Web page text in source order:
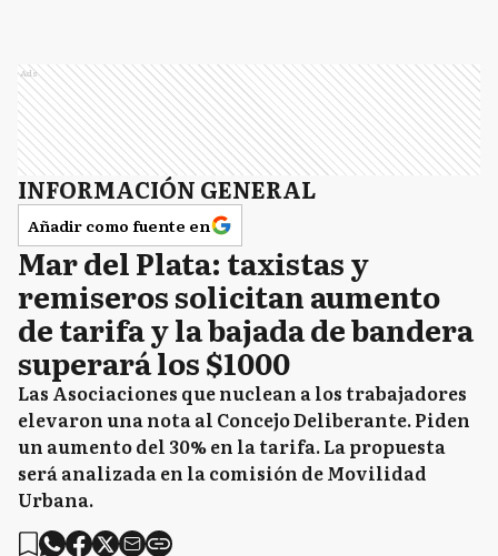
Ads
INFORMACIÓN GENERAL
Añadir como fuente en
Mar del Plata: taxistas y
remiseros solicitan aumento
de tarifa y la bajada de bandera
superará los $1000
Las Asociaciones que nuclean a los trabajadores
elevaron una nota al Concejo Deliberante. Piden
un aumento del 30% en la tarifa. La propuesta
será analizada en la comisión de Movilidad
Urbana.